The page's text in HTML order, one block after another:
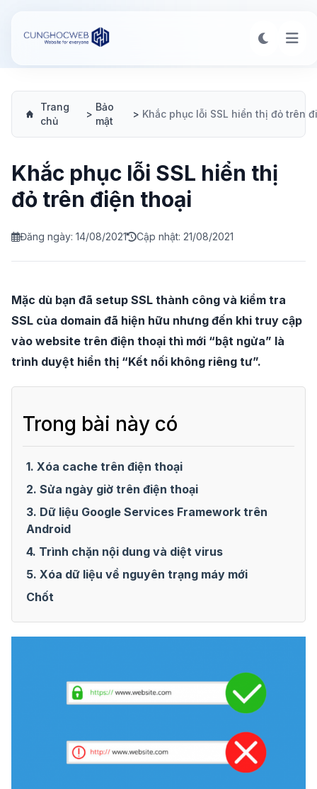
Trang
chủ
>
Bảo
mật
>
Khắc phục lỗi SSL hiển thị
đỏ trên điện thoại
Đăng ngày: 14/08/2021 Cập nhật: 21/08/2021
Mặc dù bạn đã setup SSL thành công và kiểm tra
SSL của domain đã hiện hữu nhưng đến khi truy cập
vào website trên điện thoại thì mới “bật ngửa” là
trình duyệt hiển thị “Kết nối không riêng tư”.
Trong bài này có
1. Xóa cache trên điện thoại
2. Sửa ngày giờ trên điện thoại
3. Dữ liệu Google Services Framework trên
Android
4. Trình chặn nội dung và diệt virus
5. Xóa dữ liệu về nguyên trạng máy mới
Chốt